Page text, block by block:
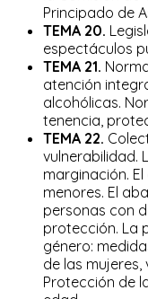
Principado de
TEMA 20.
espectáculos
TEMA 21.
atención
alcohólicas.
tenencia,
TEMA 22.
vulnerabilidad.
marginación.
menores. El
personas con
protección. La
género:
de las
Protección de